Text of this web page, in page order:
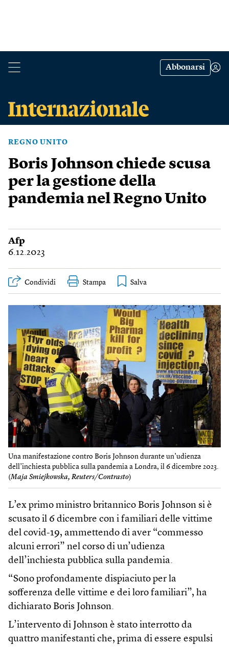
Abbonarsi
REGNO UNITO
Boris Johnson chiede scusa
per la gestione della
pandemia nel Regno Unito
Afp
6.12.2023
Condividi Stampa
Una manifestazione contro Boris Johnson durante un’udienza
dell’inchiesta pubblica sulla pandemia a Londra, il 6 dicembre 2023.
(Maja Smiejkowska, Reuters/Contrasto)
L’ex primo ministro britannico Boris Johnson si è
scusato il 6 dicembre con i familiari delle vittime
del covid-19, ammettendo di aver “commesso
alcuni errori” nel corso di un’udienza
dell’inchiesta pubblica sulla pandemia.
“Sono profondamente dispiaciuto per la
sofferenza delle vittime e dei loro familiari”, ha
dichiarato Boris Johnson.
L’intervento di Johnson è stato interrotto da
quattro manifestanti che, prima di essere espulsi